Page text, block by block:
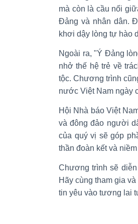
mà còn là cầu nối
Đảng và nhân dân.
khơi dậy lòng tự hào
Ngoài ra, "Ý Đảng
nhở thế hệ trẻ về
tộc. Chương trình
nước Việt Nam ngày
Hội Nhà báo Việt
và đông đảo người
của quý vị sẽ góp
thần đoàn kết và
Chương trình sẽ
Hãy cùng tham gia
tin yêu vào tương lai